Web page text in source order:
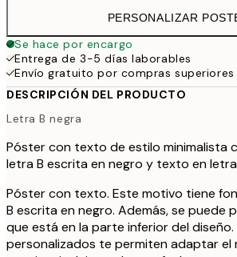
PERSONALIZAR
Se hace por encargo
Entrega de 3-5 días laborables
Envío gratuito por compras
DESCRIPCIÓN DEL PRODUCTO
Letra B negra
Póster con texto de estilo minimalista
letra B escrita en negro y texto en
Póster con texto. Este motivo tiene
B escrita en negro. Además, se puede
que está en la parte inferior del
personalizados te permiten adaptar